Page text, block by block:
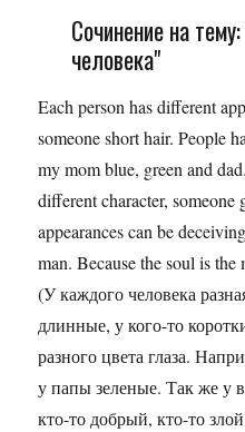
Сочинение на
человека"
Each person has different
someone short hair. People
my mom blue, green and
different character,
appearances can be
man. Because the soul is
(У каждого человека
длинные, у кого-то
разного цвета глаза.
у папы зеленые. Так же у
кто-то добрый, кто-то